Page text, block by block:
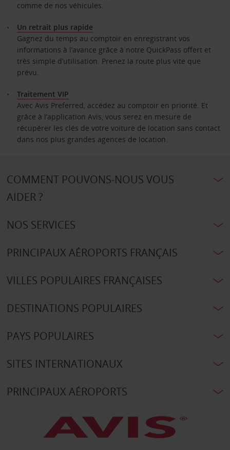
comme de nos véhicules.
Un retrait plus rapide
Gagnez du temps au comptoir en enregistrant vos
informations à l’avance grâce à notre QuickPass offert et
très simple d’utilisation. Prenez la route plus vite que
prévu.
Traitement VIP
Avec Avis Preferred, accédez au comptoir en priorité. Et
grâce à l’application Avis, vous serez en mesure de
récupérer les clés de votre voiture de location sans contact
dans nos plus grandes agences de location.
COMMENT POUVONS-NOUS VOUS
AIDER ?
NOS SERVICES
PRINCIPAUX AÉROPORTS FRANÇAIS
VILLES POPULAIRES FRANÇAISES
DESTINATIONS POPULAIRES
PAYS POPULAIRES
SITES INTERNATIONAUX
PRINCIPAUX AÉROPORTS